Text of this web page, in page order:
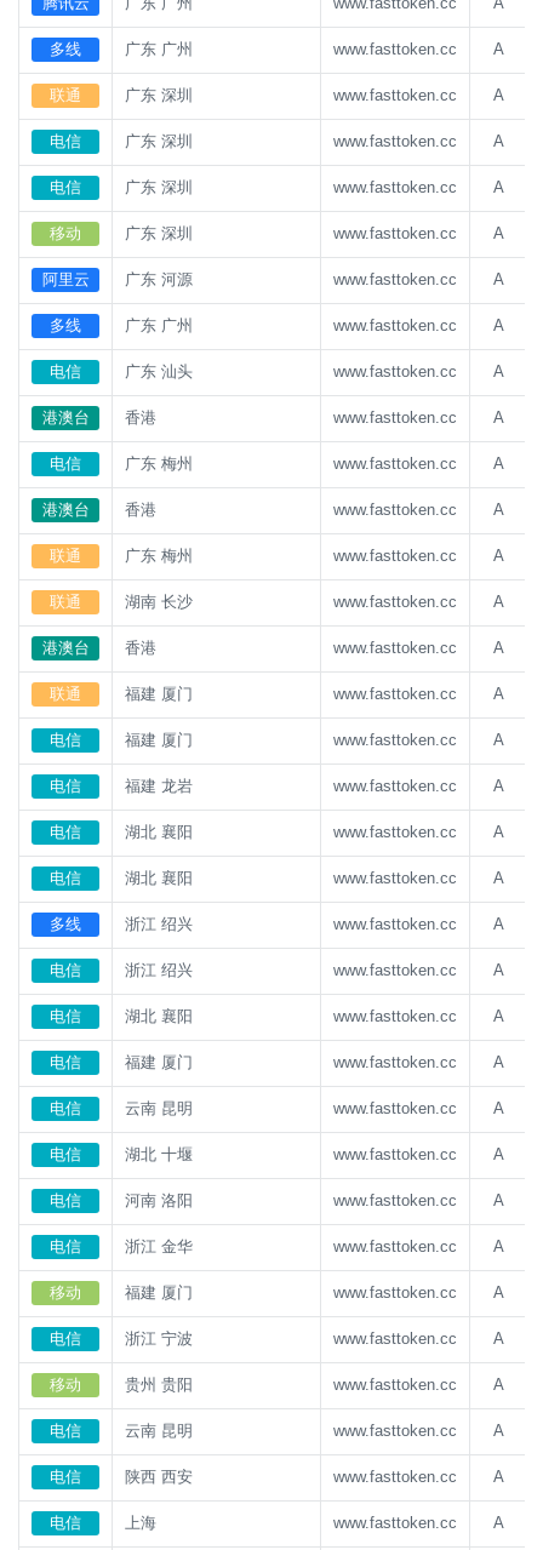
多线 广东 广州 www.fasttoken.cc A
联通 广东 深圳 www.fasttoken.cc A
电信 广东 深圳 www.fasttoken.cc A
电信 广东 深圳 www.fasttoken.cc A
移动 广东 深圳 www.fasttoken.cc A
阿里云 广东 河源 www.fasttoken.cc A
多线 广东 广州 www.fasttoken.cc A
电信 广东 汕头 www.fasttoken.cc A
港澳台 香港 www.fasttoken.cc A
电信 广东 梅州 www.fasttoken.cc A
港澳台 香港 www.fasttoken.cc A
联通 广东 梅州 www.fasttoken.cc A
联通 湖南 长沙 www.fasttoken.cc A
港澳台 香港 www.fasttoken.cc A
联通 福建 厦门 www.fasttoken.cc A
电信 福建 厦门 www.fasttoken.cc A
电信 福建 龙岩 www.fasttoken.cc A
电信 湖北 襄阳 www.fasttoken.cc A
电信 湖北 襄阳 www.fasttoken.cc A
多线 浙江 绍兴 www.fasttoken.cc A
电信 浙江 绍兴 www.fasttoken.cc A
电信 湖北 襄阳 www.fasttoken.cc A
电信 福建 厦门 www.fasttoken.cc A
电信 云南 昆明 www.fasttoken.cc A
电信 湖北 十堰 www.fasttoken.cc A
电信 河南 洛阳 www.fasttoken.cc A
电信 浙江 金华 www.fasttoken.cc A
移动 福建 厦门 www.fasttoken.cc A
电信 浙江 宁波 www.fasttoken.cc A
移动 贵州 贵阳 www.fasttoken.cc A
电信 云南 昆明 www.fasttoken.cc A
电信 陕西 西安 www.fasttoken.cc A
电信 上海 www.fasttoken.cc A